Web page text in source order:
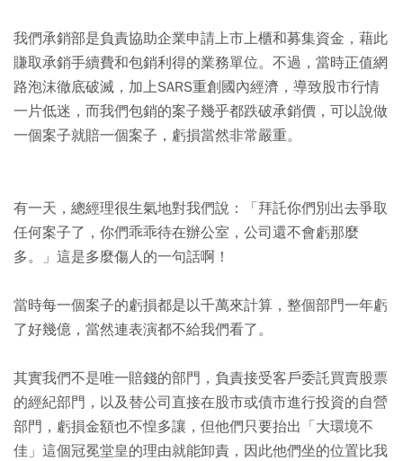
我們承銷部是負責協助企業申請上市上櫃和募集資金，藉此
賺取承銷手續費和包銷利得的業務單位。不過，當時正值網
路泡沫徹底破滅，加上SARS重創國內經濟，導致股市行情
一片低迷，而我們包銷的案子幾乎都跌破承銷價，可以說做
一個案子就賠一個案子，虧損當然非常嚴重。
有一天，總經理很生氣地對我們說：「拜託你們別出去爭取
任何案子了，你們乖乖待在辦公室，公司還不會虧那麼
多。」這是多麼傷人的一句話啊！
當時每一個案子的虧損都是以千萬來計算，整個部門一年虧
了好幾億，當然連表演都不給我們看了。
其實我們不是唯一賠錢的部門，負責接受客戶委託買賣股票
的經紀部門，以及替公司直接在股市或債市進行投資的自營
部門，虧損金額也不惶多讓，但他們只要抬出「大環境不
佳」這個冠冕堂皇的理由就能卸責，因此他們坐的位置比我